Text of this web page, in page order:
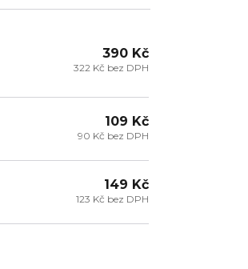
390 Kč
322 Kč bez DPH
109 Kč
90 Kč bez DPH
149 Kč
123 Kč bez DPH